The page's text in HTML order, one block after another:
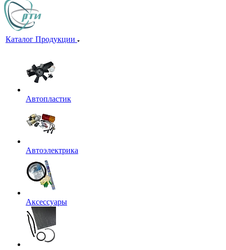
Каталог Продукции
Автопластик
Автоэлектрика
Аксессуары